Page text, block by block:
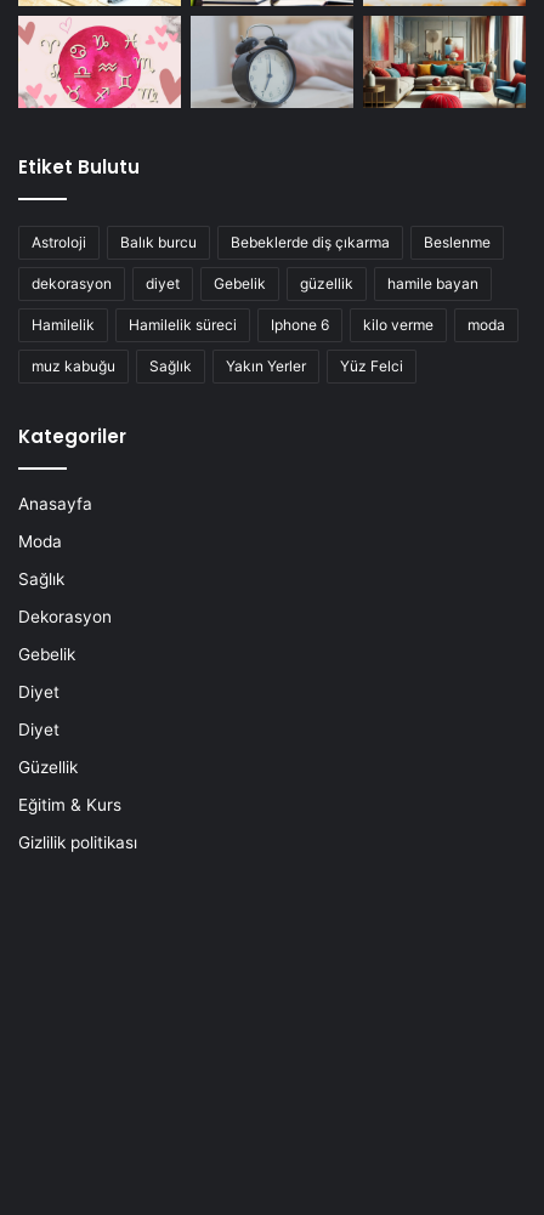
Etiket Bulutu
Astroloji Balık burcu Bebeklerde diş çıkarma Beslenme
dekorasyon diyet Gebelik güzellik hamile bayan
Hamilelik Hamilelik süreci Iphone 6 kilo verme moda
muz kabuğu Sağlık Yakın Yerler Yüz Felci
Kategoriler
Anasayfa
Moda
Sağlık
Dekorasyon
Gebelik
Diyet
Diyet
Güzellik
Eğitim & Kurs
Gizlilik politikası